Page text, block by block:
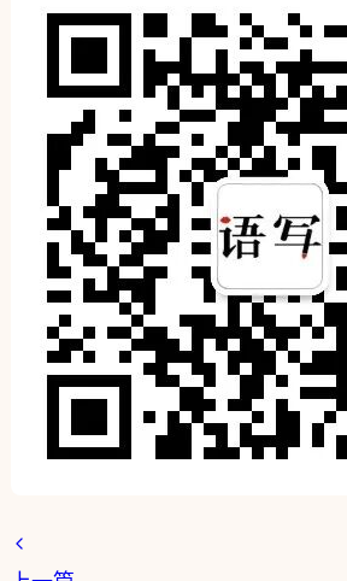
相关阅读：
叹号：我和语音写作的故事
陌上纤尘：写给未来的自己
30岁那一年，叩响了我的语写时光